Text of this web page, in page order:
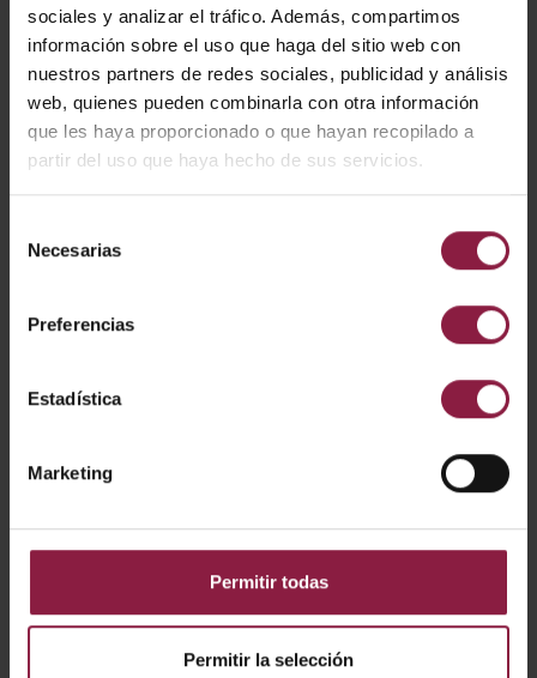
sociales y analizar el tráfico. Además, compartimos
información sobre el uso que haga del sitio web con
nuestros partners de redes sociales, publicidad y análisis
web, quienes pueden combinarla con otra información
que les haya proporcionado o que hayan recopilado a
partir del uso que haya hecho de sus servicios.
Necesarias
Preferencias
Estadística
Marketing
Permitir todas
Permitir la selección
Filtro Magna X
LM/W
AMAGX1/1/CW 146lm/W